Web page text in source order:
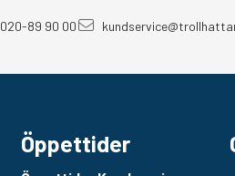
020-89 90 00
Öppettider